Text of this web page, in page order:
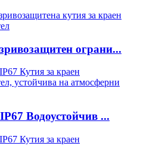
ограни...
Водоустойчив ...